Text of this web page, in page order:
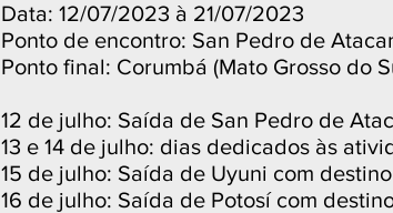
Data: 12/07/2023 à 21/07/2023
Ponto de encontro: San Pedro de
Ponto final: Corumbá (Mato Grosso do
12 de julho: Saída de San Pedro de
13 e 14 de julho: dias dedicados às
15 de julho: Saída de Uyuni com
16 de julho: Saída de Potosí com